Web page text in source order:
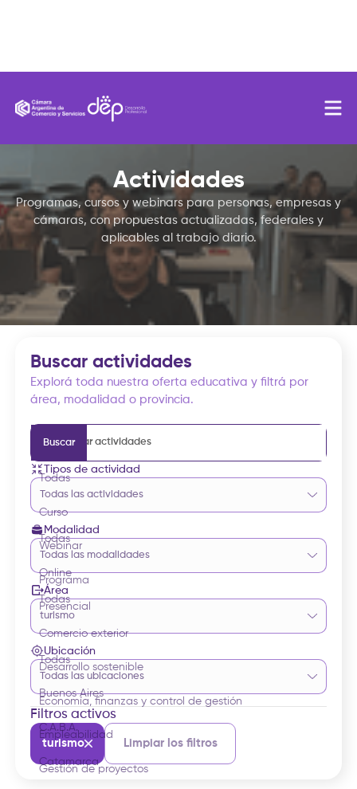
Actividades
Programas, cursos y webinars para personas, empresas y
cámaras, con propuestas actualizadas, federales y
aplicables al trabajo diario.
Buscar actividades
Explorá toda nuestra oferta educativa y filtrá por
área, modalidad o provincia.
Tipos de actividad
Todas las actividades
Todas
Curso
Webinar
Programa
Modalidad
Todas las modalidades
Todas
Online
Presencial
Área
turismo
Todas
Comercio exterior
Desarrollo sostenible
Economía, finanzas y control de gestión
Empleabilidad
Gestión de proyectos
Ubicación
Todas las ubicaciones
Todas
Buenos Aires
C.A.B.A.
Catamarca
Filtros activos
turismo Limpiar los filtros